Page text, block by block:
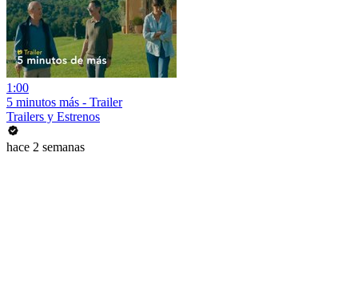
1:00
5 minutos más - Trailer
Trailers y Estrenos
hace 2 semanas